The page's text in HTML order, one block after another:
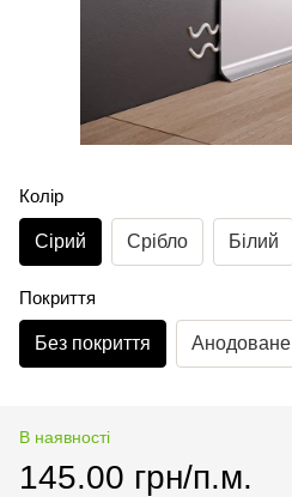
Колір
Сірий Срібло Білий
Покриття
Без покриття Анодоване
В наявності
145.00 грн/п.м.